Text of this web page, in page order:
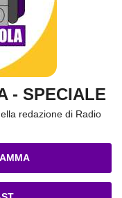
- SPECIALE
redazione di Radio